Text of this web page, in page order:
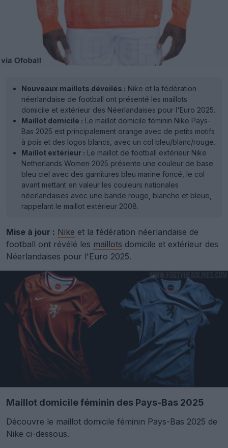
Nouveaux maillots dévoilés : Nike et la fédération
néerlandaise de football ont présenté les maillots
domicile et extérieur des Néerlandaises pour l'Euro 2025.
Maillot domicile : Le maillot domicile féminin Nike Pays-
Bas 2025 est principalement orange avec de petits motifs
à pois et des logos blancs, avec un col bleu/blanc/rouge.
Maillot extérieur : Le maillot de football extérieur Nike
Netherlands Women 2025 présente une couleur de base
bleu ciel avec des garnitures bleu marine foncé, le col
avant mettant en valeur les couleurs nationales
néerlandaises avec une bande rouge, blanche et bleue,
rappelant le maillot extérieur 2008.
Mise à jour : Nike et la fédération néerlandaise de
football ont révélé les maillots domicile et extérieur des
Néerlandaises pour l'Euro 2025.
Maillot domicile féminin des Pays-Bas 2025
Découvre le maillot domicile féminin Pays-Bas 2025 de
Nike ci-dessous.